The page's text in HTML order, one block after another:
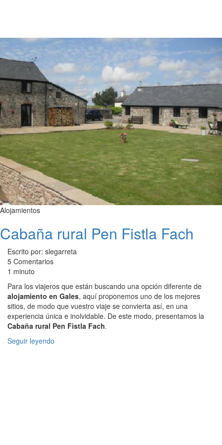
Alojamientos
Cabaña rural Pen Fistla Fach
Escrito por: slegarreta
5 Comentarios
1 minuto
Para los viajeros que están buscando una opción diferente de
alojamiento en Gales, aquí proponemos uno de los mejores
sitios, de modo que vuestro viaje se convierta así, en una
experiencia única e inolvidable. De este modo, presentamos la
Cabaña rural Pen Fistla Fach.
Seguir leyendo